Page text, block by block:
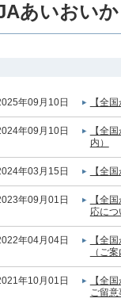
あいおい
年09月10日 【全
年09月10日
【全
内）
年03月15日 【全
年09月01日
【全
応に
年04月04日
【全
（ご
年10月01日
【全
ご留